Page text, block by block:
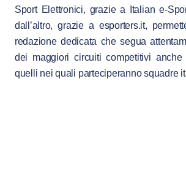
Sport Elettronici, grazie a Italian e-
dall’altro, grazie a esporters.it,
redazione dedicata che segua
dei maggiori circuiti competitivi
quelli nei quali parteciperanno squadre